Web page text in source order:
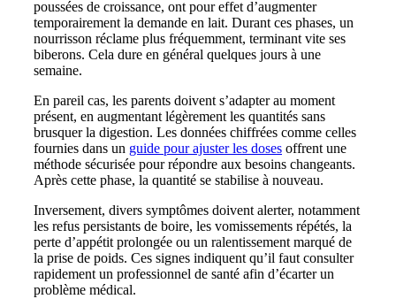
poussées de croissance, ont pour effet d’augmenter
temporairement la demande en lait. Durant ces phases, un
nourrisson réclame plus fréquemment, terminant vite ses
biberons. Cela dure en général quelques jours à une
semaine.
En pareil cas, les parents doivent s’adapter au moment
présent, en augmentant légèrement les quantités sans
brusquer la digestion. Les données chiffrées comme celles
fournies dans un guide pour ajuster les doses offrent une
méthode sécurisée pour répondre aux besoins changeants.
Après cette phase, la quantité se stabilise à nouveau.
Inversement, divers symptômes doivent alerter, notamment
les refus persistants de boire, les vomissements répétés, la
perte d’appétit prolongée ou un ralentissement marqué de
la prise de poids. Ces signes indiquent qu’il faut consulter
rapidement un professionnel de santé afin d’écarter un
problème médical.